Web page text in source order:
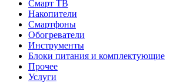
Смарт ТВ
Накопители
Смартфоны
Обогреватели
Инструменты
Блоки питания и комплектующие
Прочее
Услуги